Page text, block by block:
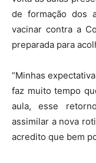
de formação dos
vacinar contra a
preparada para
“Minhas
faz muito tempo
aula, esse
assimilar a nova
acredito que bem